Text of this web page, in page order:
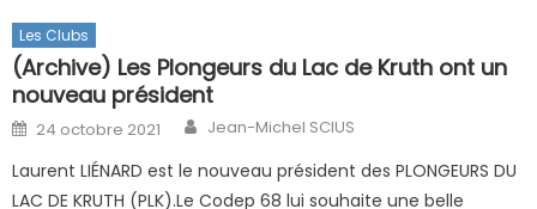
Les Clubs
(Archive) Les Plongeurs du Lac de Kruth ont un
nouveau président
Posted on
24 octobre 2021 Author
Jean-Michel SCIUS
Laurent LIÉNARD est le nouveau président des PLONGEURS DU
LAC DE KRUTH (PLK).Le Codep 68 lui souhaite une belle